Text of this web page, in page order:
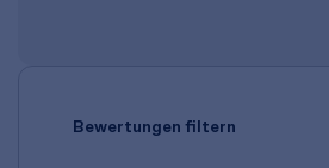
Bewertungen filtern